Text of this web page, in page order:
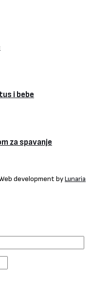
i bebe
za spavanje
development byLunaria